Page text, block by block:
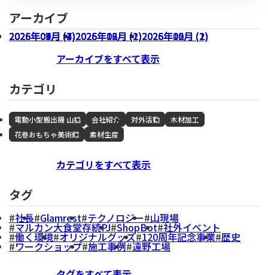
アーカイブ
2026年07月 (3)2026年06月 (1)2026年05月 (1)
2026年04月 (1)2026年03月 (1)2026年02月 (2)
2026年01月 (4)2025年12月 (2)2025年10月 (2)
2025年09月 (7)
アーカイブをすべて表示
カテゴリ
電動小型搬出機 山猫 会社紹介 対外活動
木材加工
花巻おもちゃ美術館
素材生産
カテゴリをすべて表示
タグ
社長 Glamrest テクノロジー 山現場
マルカン大食堂存続PJ ShopBot 社外イベント
働く環境 オリジナルグッズ 120周年記念事業 歴史
ワークショップ 施工事例 遠野工場